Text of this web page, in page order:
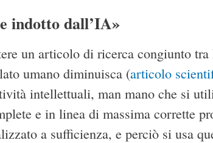
indotto dall’IA»
un articolo di ricerca congiunto
umano diminuisca (articolo
intellettuali, man mano che si
e in linea di massima corrette
a sufficienza, e perciò si usa